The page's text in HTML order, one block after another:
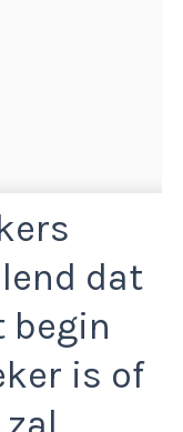
dat
begin
is of